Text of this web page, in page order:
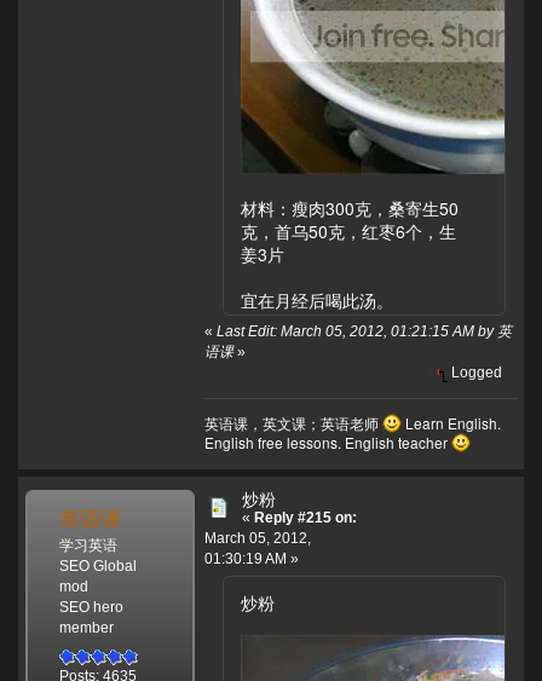
材料：瘦肉300克，桑寄生50
克，首乌50克，红枣6个，生
姜3片
宜在月经后喝此汤。
« Last Edit: March 05, 2012, 01:21:15 AM by 英
语课»
Logged
英语课，英文课；英语老师
Learn English.
English free lessons. English teacher
英语课
学习英语
SEO Global
mod
SEO hero
member
Posts: 4635
炒粉
« Reply #215 on:
March 05, 2012,
01:30:19 AM »
炒粉